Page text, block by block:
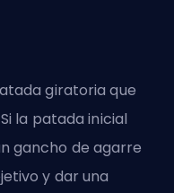
giratoria que
la patada inicial
gancho de agarre
y dar una